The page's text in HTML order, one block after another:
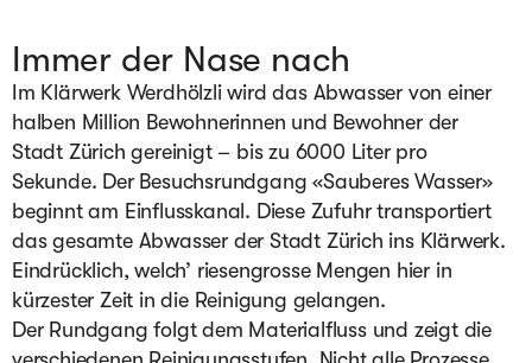
Immer der Nase nach
Im Klärwerk Werdhölzli wird das Abwasser von einer
halben Million Bewohnerinnen und Bewohner der
Stadt Zürich gereinigt – bis zu 6000 Liter pro
Sekunde. Der Besuchsrundgang «Sauberes Wasser»
beginnt am Einflusskanal. Diese Zufuhr transportiert
das gesamte Abwasser der Stadt Zürich ins Klärwerk.
Eindrücklich, welch’ riesengrosse Mengen hier in
kürzester Zeit in die Reinigung gelangen.
Der Rundgang folgt dem Materialfluss und zeigt die